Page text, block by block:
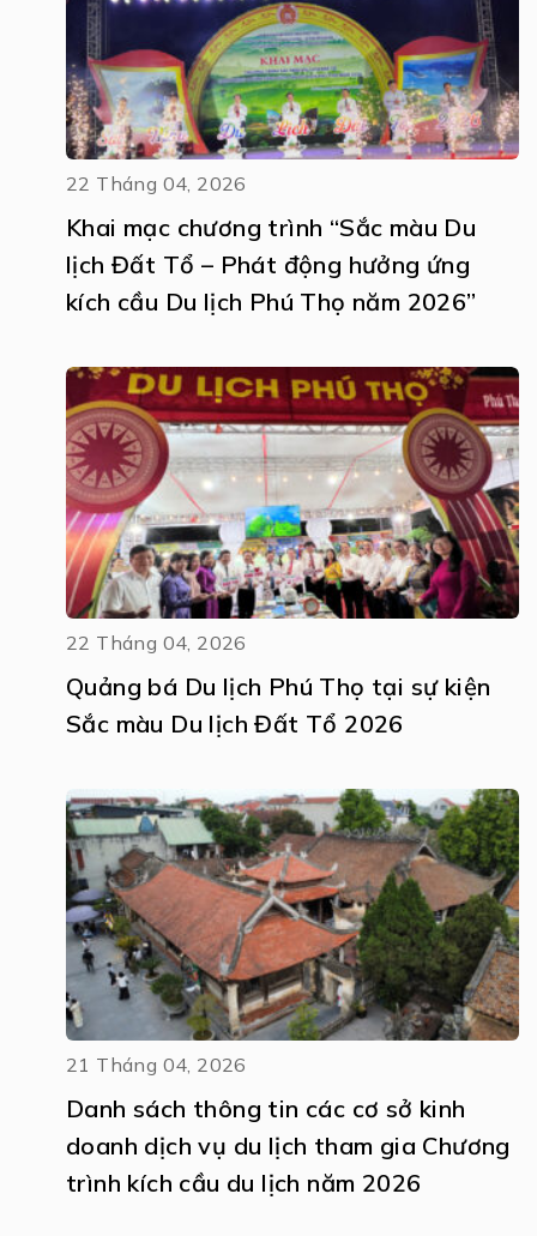
22 Tháng 04, 2026
Khai mạc chương trình “Sắc màu Du
lịch Đất Tổ – Phát động hưởng ứng
kích cầu Du lịch Phú Thọ năm 2026”
22 Tháng 04, 2026
Quảng bá Du lịch Phú Thọ tại sự kiện
Sắc màu Du lịch Đất Tổ 2026
21 Tháng 04, 2026
Danh sách thông tin các cơ sở kinh
doanh dịch vụ du lịch tham gia Chương
trình kích cầu du lịch năm 2026